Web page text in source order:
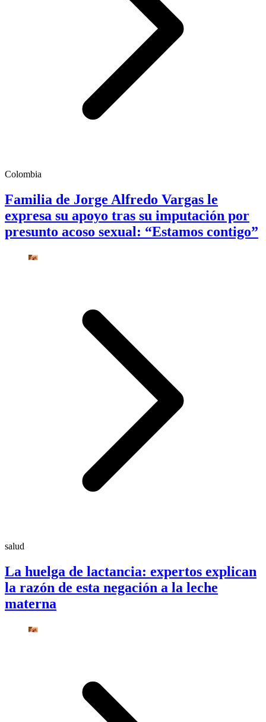
Colombia
Familia de Jorge Alfredo Vargas le
expresa su apoyo tras su imputación por
presunto acoso sexual: “Estamos contigo”
salud
La huelga de lactancia: expertos explican
la razón de esta negación a la leche
materna